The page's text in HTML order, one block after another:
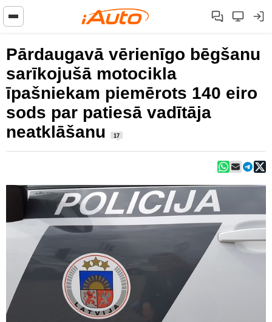
Pārdaugavā vērienīgo bēgšanu
sarīkojušā motocikla
īpašniekam piemērots 140 eiro
sods par patiesā vadītāja
neatklāšanu
17